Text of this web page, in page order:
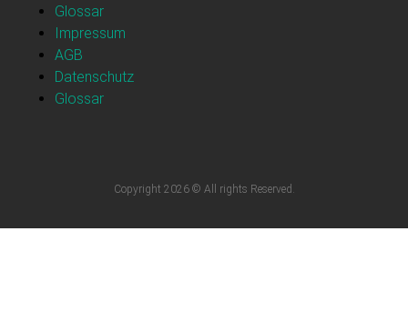
Glossar
Impressum
AGB
Datenschutz
Glossar
Copyright 2026 © All rights Reserved.